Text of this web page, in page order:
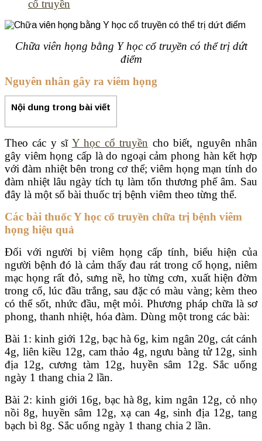
cổ truyền
Chữa viên họng bằng Y học cổ truyền có thể trị dứt
điểm
Nguyên nhân gây ra viêm họng
Nội dung trong bài viết
Theo các y sĩ Y học cổ truyền cho biết, nguyên nhân
gây viêm họng cấp là do ngoại cảm phong hàn kết hợp
với đàm nhiệt bên trong cơ thể; viêm họng mạn tính do
đàm nhiệt lâu ngày tích tụ làm tổn thương phế âm. Sau
đây là một số bài thuốc trị bệnh viêm theo từng thể.
Các bài thuốc Y học cổ truyền chữa trị bệnh viêm
họng hiệu quả
Đối với người bị viêm họng cấp tính, biểu hiện của
người bệnh đó là cảm thấy đau rát trong cổ họng, niêm
mạc họng rất đỏ, sưng nề, ho từng cơn, xuất hiện đờm
trong cổ, lúc đầu trắng, sau đặc có màu vàng; kèm theo
có thể sốt, nhức đầu, mệt mỏi. Phương pháp chữa là sơ
phong, thanh nhiệt, hóa đàm. Dùng một trong các bài:
Bài 1: kinh giới 12g, bạc hà 6g, kim ngân 20g, cát cánh
4g, liên kiều 12g, cam thảo 4g, ngưu bàng tử 12g, sinh
địa 12g, cương tàm 12g, huyền sâm 12g. Sắc uống
ngày 1 thang chia 2 lần.
Bài 2: kinh giới 16g, bạc hà 8g, kim ngân 12g, cỏ nhọ
nồi 8g, huyền sâm 12g, xạ can 4g, sinh địa 12g, tang
bạch bì 8g. Sắc uống ngày 1 thang chia 2 lần.